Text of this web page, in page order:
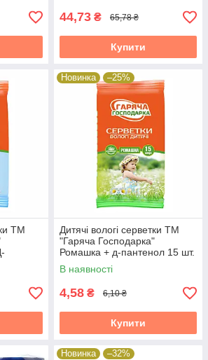
44,73 ₴ 65,78 ₴
Купити
ТМ
ящ
Новинка –25%
Дитячі вологі серветки ТМ
"Гаряча Господарка"
Ромашка + д-пантенол 15 шт.
100шт/ящ 65324
В наявності
4,58 ₴ 6,10 ₴
Купити
Новинка –32%